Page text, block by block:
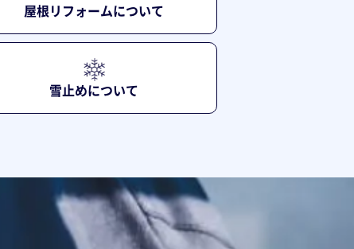
屋根リフォームについて
雪止めについて